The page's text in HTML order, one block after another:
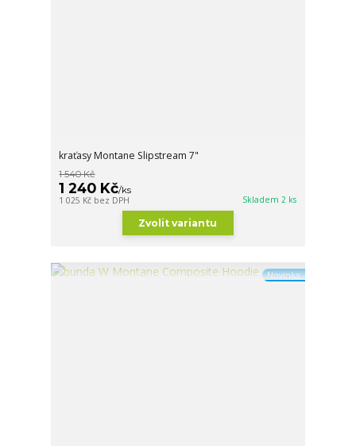
kraťasy Montane Slipstream 7"
1 540 Kč
1 240 Kč/ks
1 025 Kč bez DPH Skladem 2 ks
Zvolit variantu
Novinka